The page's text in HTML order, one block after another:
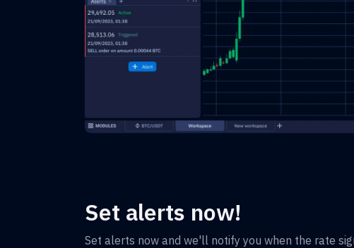
Set alerts now!
Set alerts now and we'll notify you when the rate